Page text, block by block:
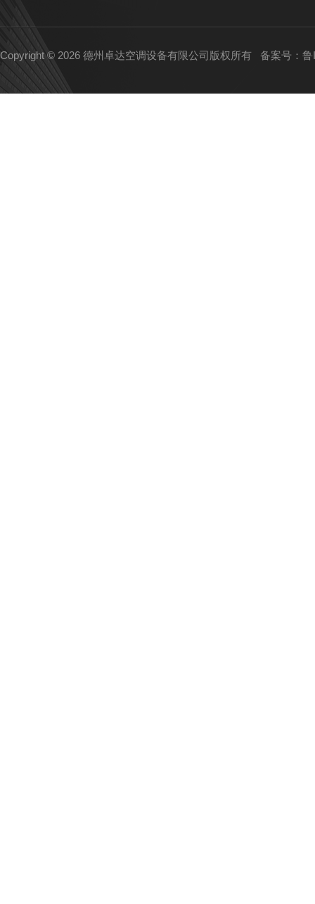
Copyright © 2026 德州卓达空调设备有限公司版权所有 备案号：